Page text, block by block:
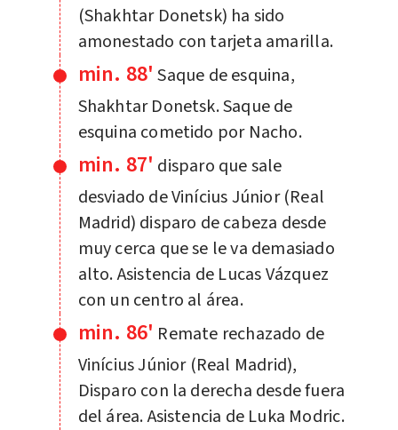
(Shakhtar Donetsk) ha sido
amonestado con tarjeta amarilla.
min. 88' Saque de esquina,
Shakhtar Donetsk. Saque de
esquina cometido por Nacho.
min. 87' disparo que sale
desviado de Vinícius Júnior (Real
Madrid) disparo de cabeza desde
muy cerca que se le va demasiado
alto. Asistencia de Lucas Vázquez
con un centro al área.
min. 86' Remate rechazado de
Vinícius Júnior (Real Madrid),
Disparo con la derecha desde fuera
del área. Asistencia de Luka Modric.